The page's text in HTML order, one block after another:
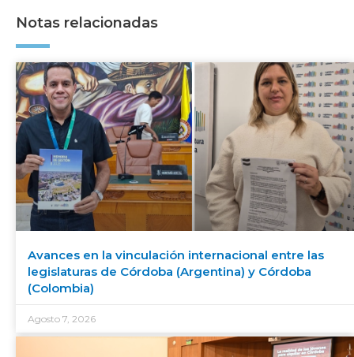
Notas relacionadas
Avances en la vinculación internacional entre las
legislaturas de Córdoba (Argentina) y Córdoba
(Colombia)
Agosto 7, 2026